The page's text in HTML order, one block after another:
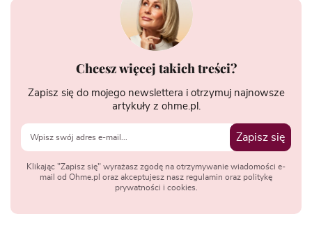
Chcesz więcej takich treści?
Zapisz się do mojego newslettera i otrzymuj najnowsze
artykuły z ohme.pl.
Zapisz się
Klikając "Zapisz się" wyrażasz zgodę na otrzymywanie wiadomości e-
mail od Ohme.pl oraz akceptujesz nasz regulamin oraz politykę
prywatności i cookies.